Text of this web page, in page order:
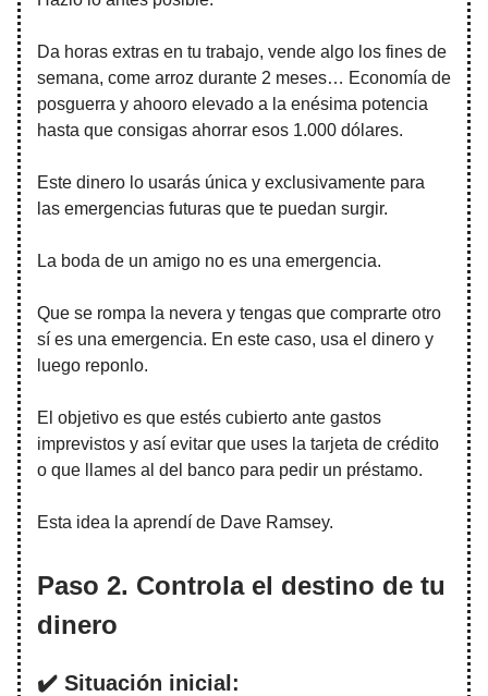
Da horas extras en tu trabajo, vende algo los fines de
semana, come arroz durante 2 meses… Economía de
posguerra y ahooro elevado a la enésima potencia
hasta que consigas ahorrar esos 1.000 dólares.
Este dinero lo usarás única y exclusivamente para
las emergencias futuras que te puedan surgir.
La boda de un amigo no es una emergencia.
Que se rompa la nevera y tengas que comprarte otro
sí es una emergencia. En este caso, usa el dinero y
luego reponlo.
El objetivo es que estés cubierto ante gastos
imprevistos y así evitar que uses la tarjeta de crédito
o que llames al del banco para pedir un préstamo.
Esta idea la aprendí de Dave Ramsey.
Paso 2. Controla el destino de tu
dinero
✔️ Situación inicial: